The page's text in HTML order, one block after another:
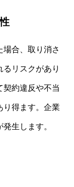
合、取り消さ
リスクがあり
契約違反や不当
り得ます。企業
生します。